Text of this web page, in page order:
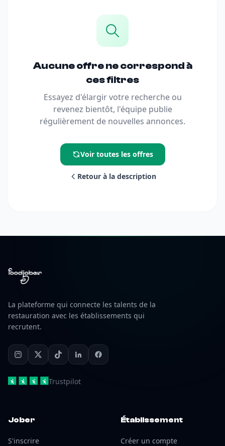
Aucune offre ne correspond à
ces filtres
Essayez d'élargir votre recherche ou
revenez bientôt, l'équipe publie
régulièrement de nouvelles annonces.
Voir toutes les offres
Retour à la description
La plateforme qui connecte les talents de la
restauration avec les établissements qui
recrutent.
Trustpilot
Jober
S'inscrire
Établissement
Créer un compte